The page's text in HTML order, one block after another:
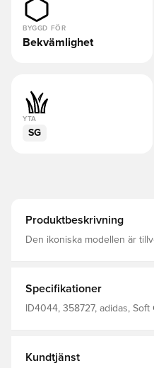
BYGGD FÖR
Bekvämlighet
YTA
SG
Produktbeskrivning
Den ikoniska modellen är
av praktiskt taget alla
som gör skon mer stabil och
områden Detta är en sko med SG-dubbar för mjuka och
Specifikationer
ID4044, 358727, adidas,
Kundtjänst